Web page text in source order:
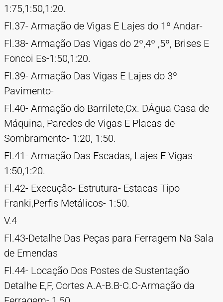
1:75,1:50,1:20.
Fl.37- Armação de Vigas E Lajes do 1º Andar-
Fl.38- Armação Das Vigas do 2º,4º ,5º, Brises E
Foncoi Es-1:50,1:20.
Fl.39- Armação Das Vigas E Lajes do 3º
Pavimento-
Fl.40- Armação do Barrilete,Cx. DÁgua Casa de
Máquina, Paredes de Vigas E Placas de
Sombramento- 1:20, 1:50.
Fl.41- Armação Das Escadas, Lajes E Vigas-
1:50,1:20.
Fl.42- Execução- Estrutura- Estacas Tipo
Franki,Perfis Metálicos- 1:50.
V.4
Fl.43-Detalhe Das Peças para Ferragem Na Sala
de Emendas
Fl.44- Locação Dos Postes de Sustentação
Detalhe E,F, Cortes A.A-B.B-C.C-Armação da